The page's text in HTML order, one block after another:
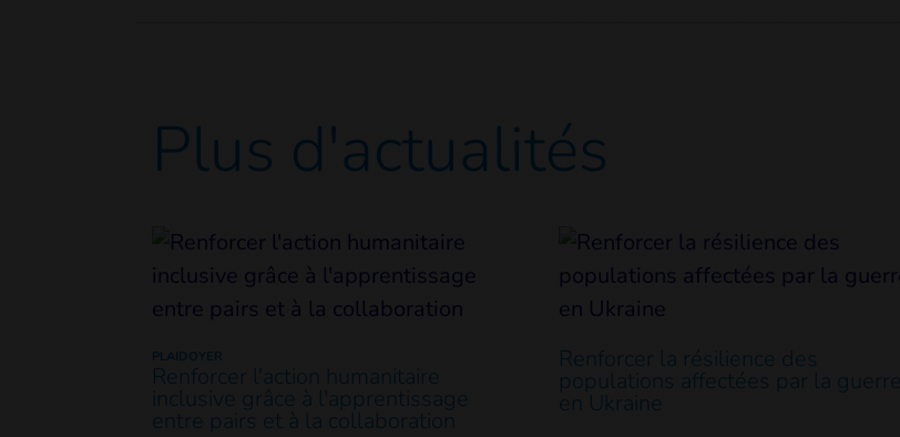
Plus d'actualités
PLAIDOYER
Renforcer l'action humanitaire
inclusive grâce à l'apprentissage
entre pairs et à la collaboration
Renforcer la résilience des
populations affectées par la guerre
en Ukraine